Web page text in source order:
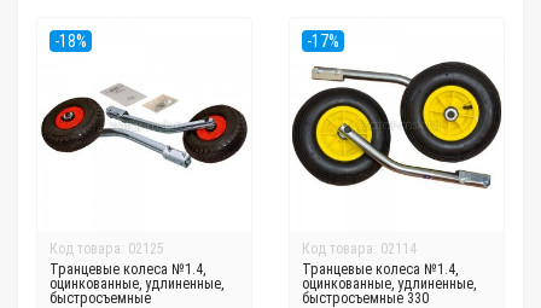
-18%
Код товара: 02125
Транцевые колеса №1.4,
оцинкованные, удлиненные,
быстросъемные
-17%
Код товара: 02114
Транцевые колеса №1.4,
оцинкованные, удлиненные,
быстросъемные 330